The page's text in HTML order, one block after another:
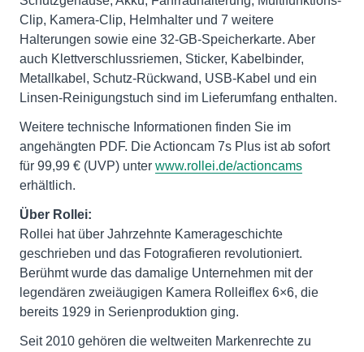
Clip, Kamera-Clip, Helmhalter und 7 weitere
Halterungen sowie eine 32-GB-Speicherkarte. Aber
auch Klettverschlussriemen, Sticker, Kabelbinder,
Metallkabel, Schutz-Rückwand, USB-Kabel und ein
Linsen-Reinigungstuch sind im Lieferumfang enthalten.
Weitere technische Informationen finden Sie im
angehängten PDF. Die Actioncam 7s Plus ist ab sofort
für 99,99 € (UVP) unter www.rollei.de/actioncams
erhältlich.
Über Rollei:
Rollei hat über Jahrzehnte Kamerageschichte
geschrieben und das Fotografieren revolutioniert.
Berühmt wurde das damalige Unternehmen mit der
legendären zweiäugigen Kamera Rolleiflex 6×6, die
bereits 1929 in Serienproduktion ging.
Seit 2010 gehören die weltweiten Markenrechte zu